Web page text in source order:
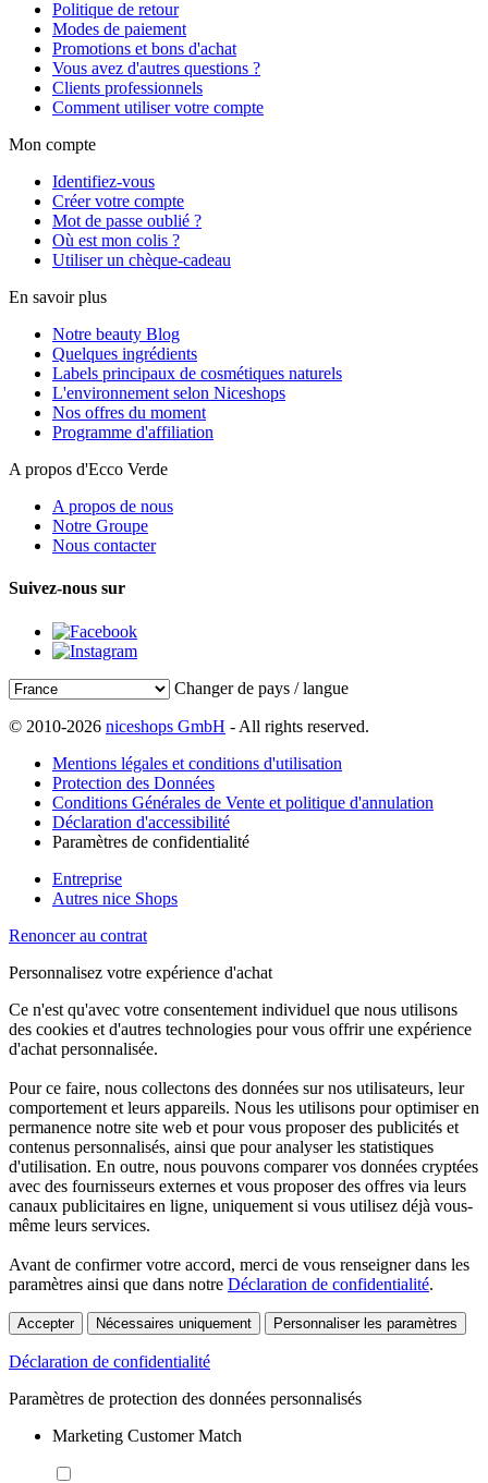
Politique de retour
Modes de paiement
Promotions et bons d'achat
Vous avez d'autres questions ?
Clients professionnels
Comment utiliser votre compte
Mon compte
Identifiez-vous
Créer votre compte
Mot de passe oublié ?
Où est mon colis ?
Utiliser un chèque-cadeau
En savoir plus
Notre beauty Blog
Quelques ingrédients
Labels principaux de cosmétiques naturels
L'environnement selon Niceshops
Nos offres du moment
Programme d'affiliation
A propos d'Ecco Verde
A propos de nous
Notre Groupe
Nous contacter
Suivez-nous sur
Changer de pays / langue
© 2010-2026 niceshops GmbH - All rights reserved.
Mentions légales et conditions d'utilisation
Protection des Données
Conditions Générales de Vente et politique d'annulation
Déclaration d'accessibilité
Paramètres de confidentialité
Entreprise
Autres nice Shops
Renoncer au contrat
Personnalisez votre expérience d'achat
Ce n'est qu'avec votre consentement individuel que nous utilisons
des cookies et d'autres technologies pour vous offrir une expérience
d'achat personnalisée.
Pour ce faire, nous collectons des données sur nos utilisateurs, leur
comportement et leurs appareils. Nous les utilisons pour optimiser en
permanence notre site web et pour vous proposer des publicités et
contenus personnalisés, ainsi que pour analyser les statistiques
d'utilisation. En outre, nous pouvons comparer vos données cryptées
avec des fournisseurs externes et vous proposer des offres via leurs
canaux publicitaires en ligne, uniquement si vous utilisez déjà vous-
même leurs services.
Avant de confirmer votre accord, merci de vous renseigner dans les
paramètres ainsi que dans notre Déclaration de confidentialité.
Accepter Nécessaires uniquement Personnaliser les paramètres
Déclaration de confidentialité
Paramètres de protection des données personnalisés
Marketing Customer Match